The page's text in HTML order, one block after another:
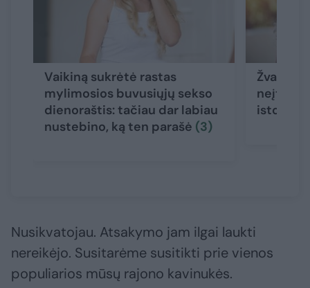
Vaikiną sukrėtė rastas
mylimosios buvusiųjų sekso
dienoraštis: tačiau dar labiau
nustebino, ką ten parašė (3)
istorija
Nusikvatojau. Atsakymo jam ilgai laukti
nereikėjo. Susitarėme susitikti prie vienos
populiarios mūsų rajono kavinukės.